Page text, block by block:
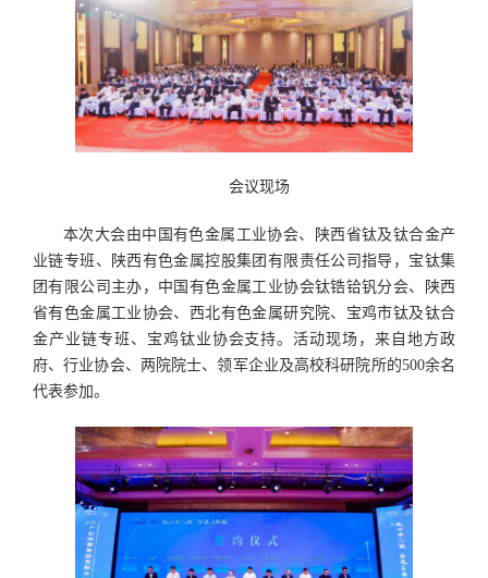
会议现场
本次大会由中国有色金属工业协会、陕西省钛及钛合金产
业链专班、陕西有色金属控股集团有限责任公司指导，宝钛集
团有限公司主办，中国有色金属工业协会钛锆铪钒分会、陕西
省有色金属工业协会、西北有色金属研究院、宝鸡市钛及钛合
金产业链专班、宝鸡钛业协会支持。活动现场，来自地方政
府、行业协会、两院院士、领军企业及高校科研院所的500余名
代表参加。